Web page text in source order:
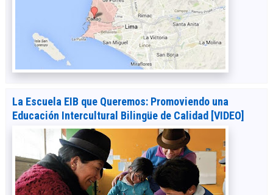
La Escuela EIB que Queremos: Promoviendo una
Educación Intercultural Bilingüe de Calidad [VIDEO]